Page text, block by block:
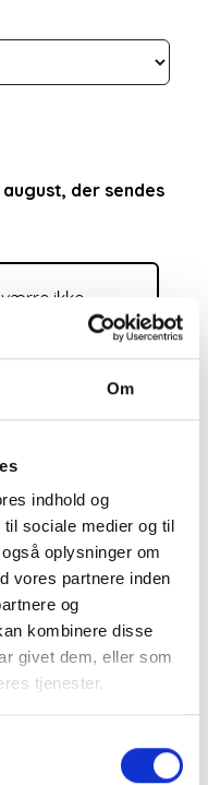
Om
indhold og
sociale medier og til
oplysninger om
vores partnere inden
og
kombinere disse
givet dem, eller som
tjenester.
der sendes
ikke
fra